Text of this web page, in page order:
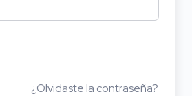
¿Olvidaste la contraseña?